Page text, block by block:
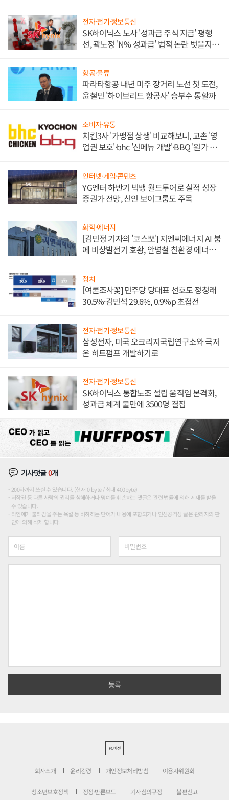
전자·전기·정보통신
SK하이닉스 노사 '성과급 주식 지급' 평행
선, 곽노정 'N% 성과급' 법적 논란 벗을지 주
항공·물류
파라타항공 내년 미주 장거리 노선 첫 도전,
윤철민 '하이브리드 항공사' 승부수 통할까
소비자·유통
치킨3사 '가맹점 상생' 비교해보니, 교촌 '영
업권 보호'·bhc '신메뉴 개발'·BBQ '원가 부
인터넷·게임·콘텐츠
YG엔터 하반기 빅뱅 월드투어로 실적 성장
증권가 전망, 신인 보이그룹도 주목
화학·에너지
[김민정 기자의 '코스뽀'] 지엔씨에너지 AI 붐
에 비상발전기 호황, 안병철 친환경 에너지
정치
[여론조사꽃] 민주당 당대표 선호도 정청래
30.5%·김민석 29.6%, 0.9%p 초접전
전자·전기·정보통신
삼성전자, 미국 오크리지국립연구소와 극저
온 히트펌프 개발하기로
전자·전기·정보통신
SK하이닉스 통합노조 설립 움직임 본격화,
성과급 체계 불만에 3500명 결집
기사댓글0개
200자까지 쓰실 수 있습니다. (현재 0 byte / 최대 400byte)
저작권 등 다른 사람의 권리를 침해하거나 명예를 훼손하는 댓글은 관련 법률에 의해 제재를 받을
수 있습니다.
타인에게 불쾌감을 주는 욕설 등 비하하는 단어가 내용에 포함되거나 인신공격성 글은 관리자의 판
단에 의해 삭제 합니다.
PC버전
회사소개 윤리강령 개인정보처리방침 이용자위원회
청소년보호정책 정정·반론보도 기사심의규정 불편신고